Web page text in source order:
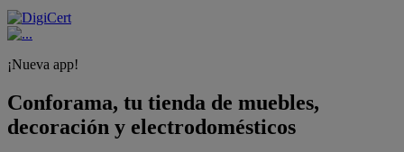
¡Nueva app!
Conforama, tu tienda de muebles,
decoración y electrodomésticos